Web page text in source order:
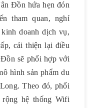
Đồn hứa hẹn đón
tham quan, nghỉ
doanh dịch vụ,
cải thiện lại điều
sẽ phối hợp với
hình sản phẩm du
Theo đó, phối
hệ thống Wifi